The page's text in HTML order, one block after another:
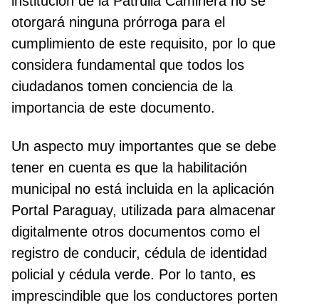
otorgará ninguna prórroga para el
cumplimiento de este requisito, por lo que
considera fundamental que todos los
ciudadanos tomen conciencia de la
importancia de este documento.
Un aspecto muy importantes que se debe
tener en cuenta es que la habilitación
municipal no está incluida en la aplicación
Portal Paraguay, utilizada para almacenar
digitalmente otros documentos como el
registro de conducir, cédula de identidad
policial y cédula verde. Por lo tanto, es
imprescindible que los conductores porten